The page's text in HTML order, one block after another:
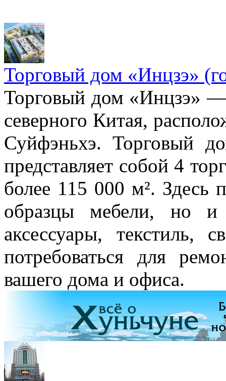
Торговый дом «Инцзэ»
Торговый дом «Инцзэ» —
северного Китая,
Суйфэньхэ. Торговый
представляет собой 4
более 115 000 м². Здесь
образцы мебели, но
и
аксессуары, текстиль,
потребоваться для
вашего дома и офиса.